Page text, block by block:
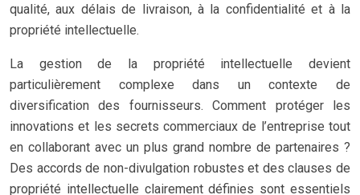
qualité, aux délais de livraison, à la confidentialité et à la
propriété intellectuelle.
La gestion de la propriété intellectuelle devient
particulièrement complexe dans un contexte de
diversification des fournisseurs. Comment protéger les
innovations et les secrets commerciaux de l’entreprise tout
en collaborant avec un plus grand nombre de partenaires ?
Des accords de non-divulgation robustes et des clauses de
propriété intellectuelle clairement définies sont essentiels